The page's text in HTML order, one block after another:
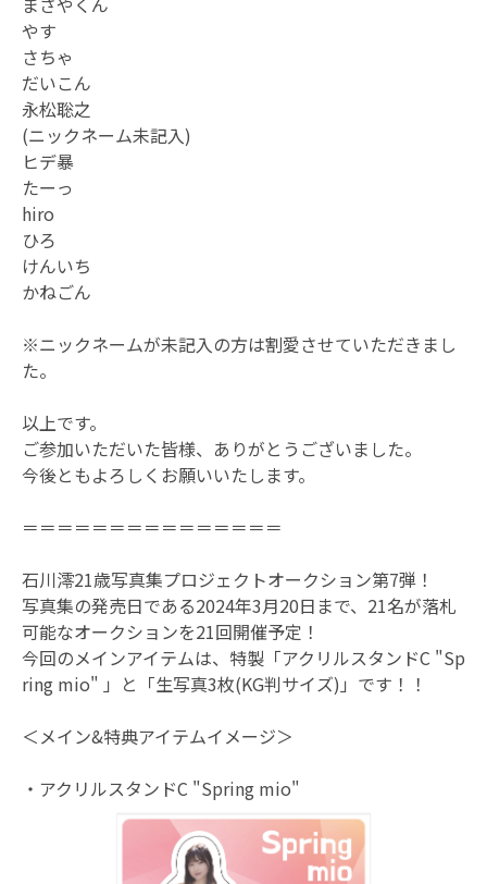
やす
さちゃ
だいこん
永松聡之
(ニックネーム未記入)
ヒデ暴
たーっ
hiro
ひろ
けんいち
かねごん
※ニックネームが未記入の方は割愛させていただきまし
た。
以上です。
ご参加いただいた皆様、ありがとうございました。
今後ともよろしくお願いいたします。
＝＝＝＝＝＝＝＝＝＝＝＝＝＝＝
石川澪21歳写真集プロジェクトオークション第7弾！
写真集の発売日である2024年3月20日まで、21名が落札
可能なオークションを21回開催予定！
今回のメインアイテムは、特製「アクリルスタンドC "Sp
ring mio" 」と「生写真3枚(KG判サイズ)」です！！
＜メイン&特典アイテムイメージ＞
・アクリルスタンドC "Spring mio"